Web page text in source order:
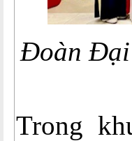
Đoàn Đại
Trong